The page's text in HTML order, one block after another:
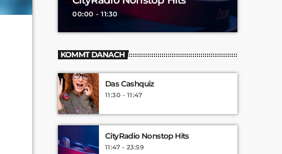
00:00 - 11:30
KOMMT DANACH
Das Cashquiz
11:30 - 11:47
CityRadio Nonstop Hits
11:47 - 23:59